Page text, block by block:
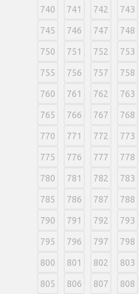
740 741 742 743
745 746 747 748
750 751 752 753
755 756 757 758
760 761 762 763
765 766 767 768
770 771 772 773
775 776 777 778
780 781 782 783
785 786 787 788
790 791 792 793
795 796 797 798
800 801 802 803
805 806 807 808